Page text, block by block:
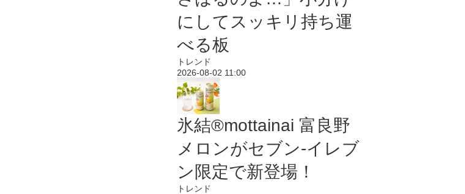
にしてスッキリ持ち運
べる板
トレンド
2026-08-02 11:00
氷結®mottainai 富良野
メロンがセブン‐イレブ
ン限定で新登場！
トレンド